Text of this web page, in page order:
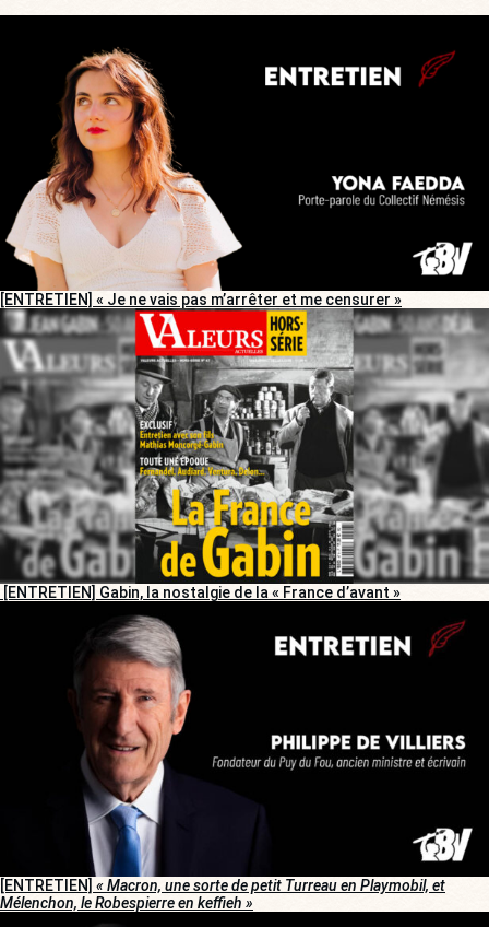
[ENTRETIEN] « Je ne vais pas m’arrêter et me censurer »
[ENTRETIEN] Gabin, la nostalgie de la « France d’avant »
[ENTRETIEN] « Macron, une sorte de petit Turreau en Playmobil, et
Mélenchon, le Robespierre en keffieh »